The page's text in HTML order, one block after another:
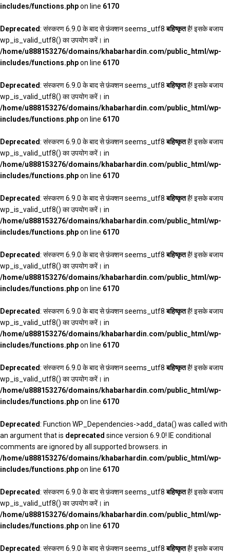
includes/functions.phpon line 6170
Deprecated: संस्करण 6.9.0 के बाद से फ़ंक्शन seems_utf8बहिष्कृतहै! इसके बजाय
wp_is_valid_utf8() का उपयोग करें। in
/home/u888153276/domains/khabarhardin.com/public_html/wp-
includes/functions.phpon line 6170
Deprecated: संस्करण 6.9.0 के बाद से फ़ंक्शन seems_utf8बहिष्कृतहै! इसके बजाय
wp_is_valid_utf8() का उपयोग करें। in
/home/u888153276/domains/khabarhardin.com/public_html/wp-
includes/functions.phpon line 6170
Deprecated: संस्करण 6.9.0 के बाद से फ़ंक्शन seems_utf8बहिष्कृतहै! इसके बजाय
wp_is_valid_utf8() का उपयोग करें। in
/home/u888153276/domains/khabarhardin.com/public_html/wp-
includes/functions.phpon line 6170
Deprecated: संस्करण 6.9.0 के बाद से फ़ंक्शन seems_utf8बहिष्कृतहै! इसके बजाय
wp_is_valid_utf8() का उपयोग करें। in
/home/u888153276/domains/khabarhardin.com/public_html/wp-
includes/functions.phpon line 6170
Deprecated: संस्करण 6.9.0 के बाद से फ़ंक्शन seems_utf8बहिष्कृतहै! इसके बजाय
wp_is_valid_utf8() का उपयोग करें। in
/home/u888153276/domains/khabarhardin.com/public_html/wp-
includes/functions.phpon line 6170
Deprecated: संस्करण 6.9.0 के बाद से फ़ंक्शन seems_utf8बहिष्कृतहै! इसके बजाय
wp_is_valid_utf8() का उपयोग करें। in
/home/u888153276/domains/khabarhardin.com/public_html/wp-
includes/functions.phpon line 6170
Deprecated: संस्करण 6.9.0 के बाद से फ़ंक्शन seems_utf8बहिष्कृतहै! इसके बजाय
wp_is_valid_utf8() का उपयोग करें। in
/home/u888153276/domains/khabarhardin.com/public_html/wp-
includes/functions.phpon line 6170
Deprecated: Function WP_Dependencies->add_data() was called with
an argument that is deprecated since version 6.9.0! IE conditional
comments are ignored by all supported browsers. in
/home/u888153276/domains/khabarhardin.com/public_html/wp-
includes/functions.phpon line 6170
Deprecated: संस्करण 6.9.0 के बाद से फ़ंक्शन seems_utf8बहिष्कृतहै! इसके बजाय
wp_is_valid_utf8() का उपयोग करें। in
/home/u888153276/domains/khabarhardin.com/public_html/wp-
includes/functions.phpon line 6170
Deprecated: संस्करण 6.9.0 के बाद से फ़ंक्शन seems_utf8बहिष्कृतहै! इसके बजाय